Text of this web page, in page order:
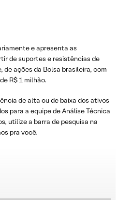
e apresenta as
de suportes e resistências de
de ações da Bolsa brasileira, com
R$ 1 milhão.
de alta ou de baixa dos ativos
para a equipe de Análise Técnica
utilize a barra de pesquisa na
pra você.